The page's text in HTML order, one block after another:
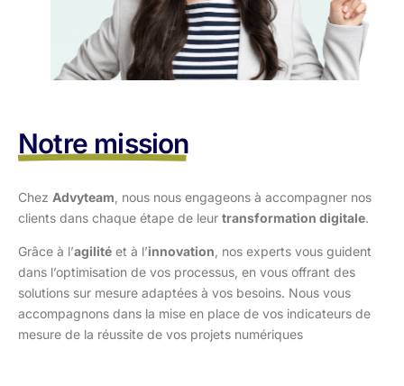
Notre mission
Chez Advyteam , nous nous engageons à accompagner nos
clients dans chaque étape de leur transformation digitale.
Grâce à l’agilité et à l’innovation , nos experts vous guident
dans l’optimisation de vos processus, en vous offrant des
solutions sur mesure adaptées à vos besoins. Nous vous
accompagnons dans la mise en place de vos indicateurs de
mesure de la réussite de vos projets numériques